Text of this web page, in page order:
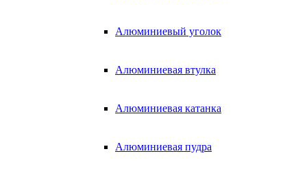
Алюминиевый уголок
Алюминиевая втулка
Алюминиевая катанка
Алюминиевая пудра